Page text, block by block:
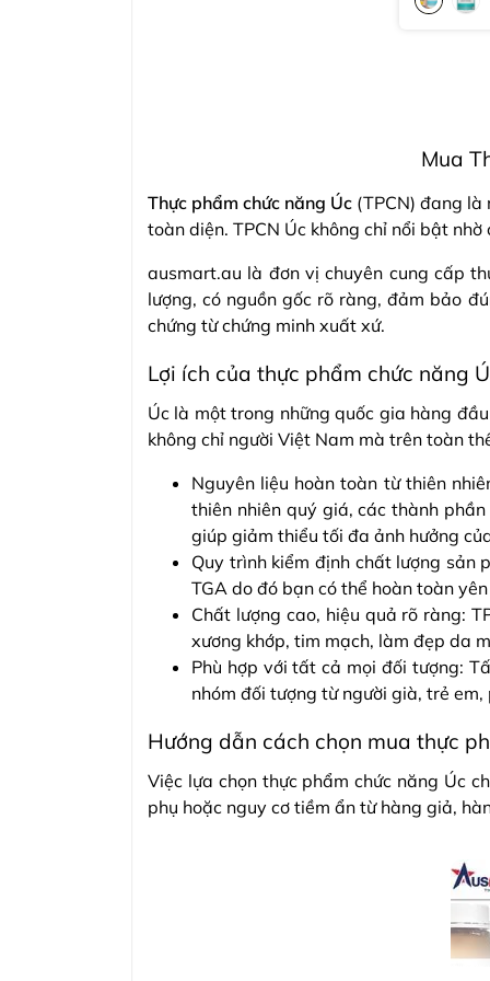
Mua
Thực phẩm chức năng Úc (TPCN) đang
toàn diện. TPCN Úc không chỉ nổi bật
ausmart.au là đơn vị chuyên cung cấp
lượng, có nguồn gốc rõ ràng, đảm bảo
chứng từ chứng minh xuất xứ.
Lợi ích của thực phẩm chức năng
Úc là một trong những quốc gia hàng
không chỉ người Việt Nam mà trên toàn
Nguyên liệu hoàn toàn từ thiên
thiên nhiên quý giá, các thành
giúp giảm thiểu tối đa ảnh hưởng
Quy trình kiểm định chất lượng sản
TGA do đó bạn có thể hoàn toàn
Chất lượng cao, hiệu quả rõ ràng:
xương khớp, tim mạch, làm đẹp da
Phù hợp với tất cả mọi đối tượng:
nhóm đối tượng từ người già, trẻ
Hướng dẫn cách chọn mua thực
Việc lựa chọn thực phẩm chức năng Úc
phụ hoặc nguy cơ tiềm ẩn từ hàng giả,